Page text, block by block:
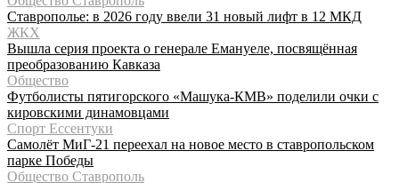
Ставрополье: в 2026 году ввели 31 новый лифт в 12 МКД
ЖКХ
Вышла серия проекта о генерале Емануеле, посвящённая
преобразованию Кавказа
Общество
Футболисты пятигорского «Машука-КМВ» поделили очки с
кировскими динамовцами
Спорт Ессентуки
Самолёт МиГ-21 переехал на новое место в ставропольском
парке Победы
Общество Ставрополь